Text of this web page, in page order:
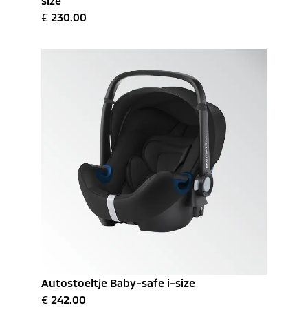
€ 230.00
Autostoeltje Baby-safe i-size
€ 242.00